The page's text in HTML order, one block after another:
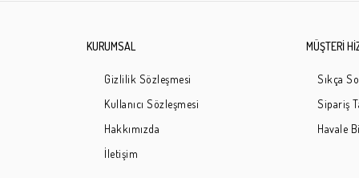
KURUMSAL
Gizlilik Sözleşmesi
Kullanıcı Sözleşmesi
Hakkımızda
İletişim
MÜŞTERİ
Sıkça
Sipariş
Havale